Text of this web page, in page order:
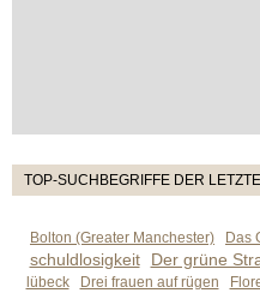
TOP-SUCHBEGRIFFE DER
Bolton (Greater Manchester) Das
schuldlosigkeit Der grüne
lübeck
Drei frauen auf rügen